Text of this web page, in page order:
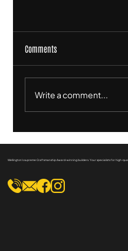
Comments
Write a comment...
Wellington's supreme Craftsmanship Award-winning builders. Your specialists for high-